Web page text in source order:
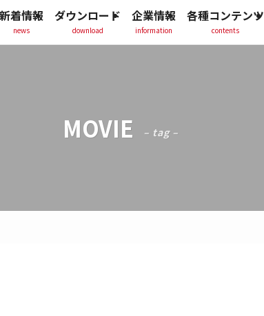
MOVIE – tag –
新着情報
news
ダウンロード
download
企業情報
information
各種コンテンツ
contents